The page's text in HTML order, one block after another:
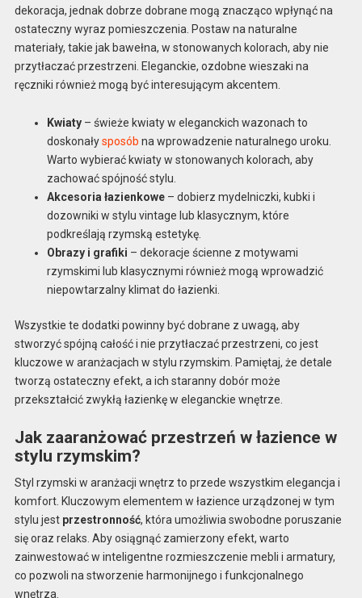
dekoracja, jednak dobrze dobrane mogą znacząco wpłynąć na
ostateczny wyraz pomieszczenia. Postaw na naturalne
materiały, takie jak bawełna, w stonowanych kolorach, aby nie
przytłaczać przestrzeni. Eleganckie, ozdobne wieszaki na
ręczniki również mogą być interesującym akcentem.
Kwiaty– świeże kwiaty w eleganckich wazonach to
doskonałysposób na wprowadzenie naturalnego uroku.
Warto wybierać kwiaty w stonowanych kolorach, aby
zachować spójność stylu.
Akcesoria łazienkowe– dobierz mydelniczki, kubki i
dozowniki w stylu vintage lub klasycznym, które
podkreślają rzymską estetykę.
Obrazy i grafiki – dekoracje ścienne z motywami
rzymskimi lub klasycznymi również mogą wprowadzić
niepowtarzalny klimat do łazienki.
Wszystkie te dodatki powinny być dobrane z uwagą, aby
stworzyć spójną całość i nie przytłaczać przestrzeni, co jest
kluczowe w aranżacjach w stylu rzymskim. Pamiętaj, że detale
tworzą ostateczny efekt, a ich staranny dobór może
przekształcić zwykłą łazienkę w eleganckie wnętrze.
Jak zaaranżować przestrzeń w łazience w
stylu rzymskim?
Styl rzymski w aranżacji wnętrz to przede wszystkim elegancja i
komfort. Kluczowym elementem w łazience urządzonej w tym
stylu jest przestronność, która umożliwia swobodne poruszanie
się oraz relaks. Aby osiągnąć zamierzony efekt, warto
zainwestować w inteligentne rozmieszczenie mebli i armatury,
co pozwoli na stworzenie harmonijnego i funkcjonalnego
wnętrza.